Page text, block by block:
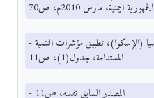
الجمهورية اليمنية، مارس 2010م، ص70
- اللجنة الاقتصادية والاجتماعية لغربي آسيا (الإسكوا)، تطبيق مؤشرات التنمية
المستدامة، جدول(1)، ص11
- المصدر السابق نفسه، ص11